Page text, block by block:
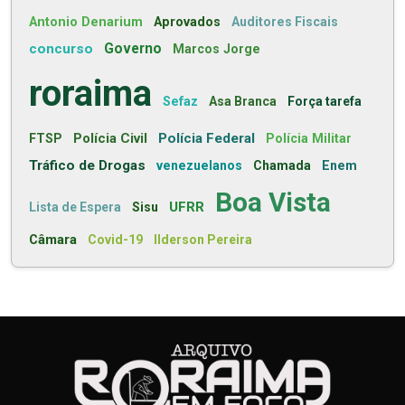
Antonio Denarium Aprovados Auditores Fiscais
concurso Governo Marcos Jorge
roraima Sefaz Asa Branca Força tarefa
FTSP Polícia Civil Polícia Federal Polícia Militar
Tráfico de Drogas venezuelanos Chamada Enem
Lista de Espera Sisu UFRR Boa Vista
Câmara Covid-19 Ilderson Pereira